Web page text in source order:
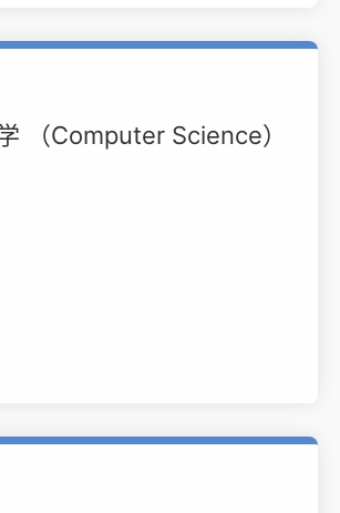
（Computer Science）